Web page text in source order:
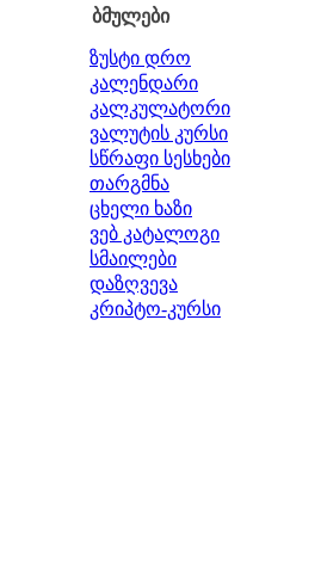
ბმულები
ზუსტი დრო
კალენდარი
კალკულატორი
ვალუტის კურსი
სწრაფი სესხები
თარგმნა
ცხელი ხაზი
ვებ კატალოგი
სმაილები
დაზღვევა
კრიპტო-კურსი